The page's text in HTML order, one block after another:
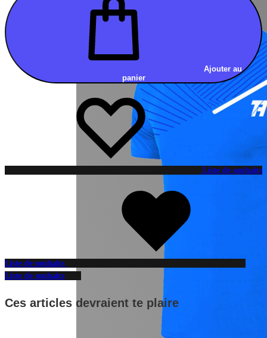
Ajouter au
panier
Liste de souhaits
Liste de souhaits
Liste de souhaits
Ces articles devraient te plaire